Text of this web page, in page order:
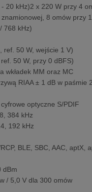
20 kHz)2 x 220 W przy 4
8 omów przy
768 kHz)
ref. 50 W, wejście 1 V)
50 W, przy 0 dBFS)
wkładek MM oraz MC
RIAA ± 1 dB w paśmie
optyczne S/PDIF
384 kHz
192 kHz
BLE, SBC, AAC, aptX,
dBm
/ 5,0 V dla 300 omów